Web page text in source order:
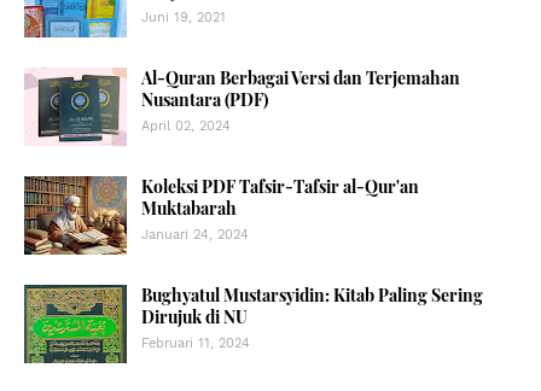
Juni 19, 2021
Al-Quran Berbagai Versi dan Terjemahan
Nusantara (PDF)
April 02, 2024
Koleksi PDF Tafsir-Tafsir al-Qur'an
Muktabarah
Januari 24, 2024
Bughyatul Mustarsyidin: Kitab Paling Sering
Dirujuk di NU
Februari 11, 2024